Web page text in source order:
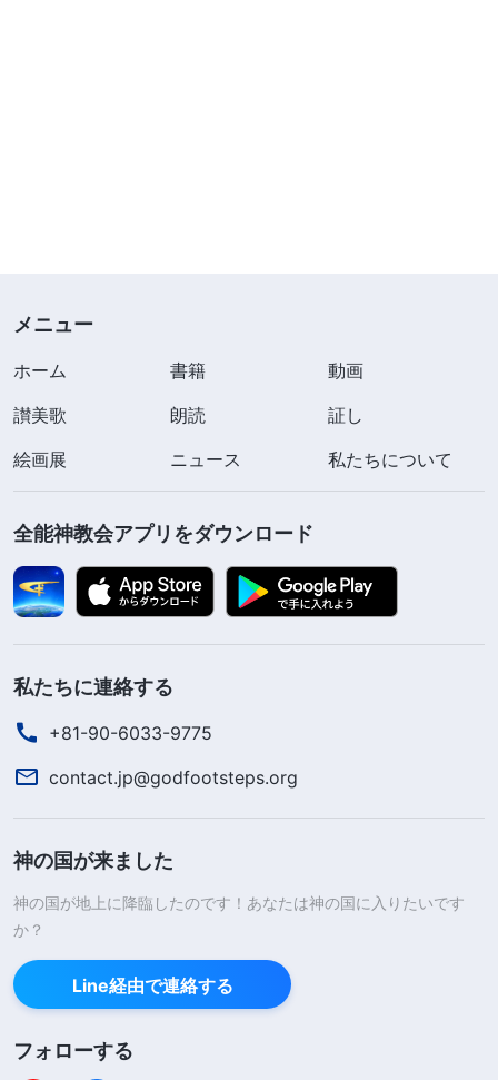
メニュー
ホーム 書籍
動画
讃美歌
朗読
証し
絵画展
ニュース 私たちについて
全能神教会アプリをダウンロード
私たちに連絡する
+81-90-6033-9775
contact.jp@godfootsteps.org
神の国が来ました
神の国が地上に降臨したのです！あなたは神の国に入りたいです
か？
Line経由で連絡する
フォローする